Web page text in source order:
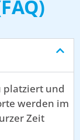
platziert und
werden im
Zeit